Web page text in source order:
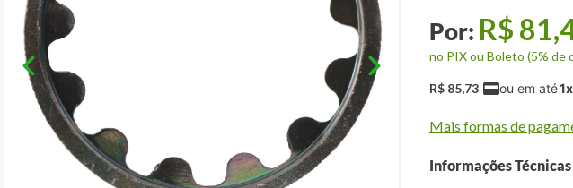
R$ 81,
no PIX ou Boleto (5% de
R$ 85,73 1
Mais formas de
Informações Técnicas